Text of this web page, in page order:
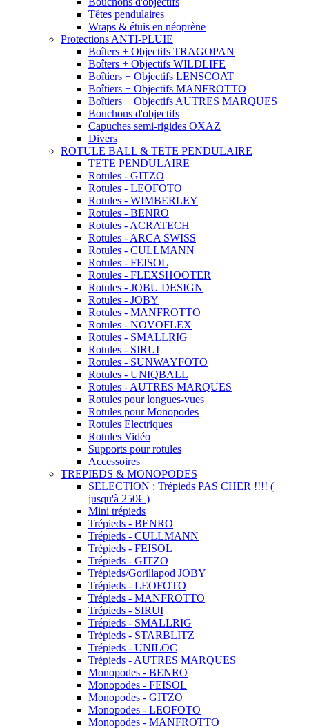
Têtes pendulaires
Wraps & étuis en néoprène
Protections ANTI-PLUIE
Boîters + Objectifs TRAGOPAN
Boîters + Objectifs WILDLIFE
Boîtiers + Objectifs LENSCOAT
Boîtiers + Objectifs MANFROTTO
Boîtiers + Objectifs AUTRES MARQUES
Bouchons d'objectifs
Capuches semi-rigides OXAZ
Divers
ROTULE BALL & TETE PENDULAIRE
TETE PENDULAIRE
Rotules - GITZO
Rotules - LEOFOTO
Rotules - WIMBERLEY
Rotules - BENRO
Rotules - ACRATECH
Rotules - ARCA SWISS
Rotules - CULLMANN
Rotules - FEISOL
Rotules - FLEXSHOOTER
Rotules - JOBU DESIGN
Rotules - JOBY
Rotules - MANFROTTO
Rotules - NOVOFLEX
Rotules - SMALLRIG
Rotules - SIRUI
Rotules - SUNWAYFOTO
Rotules - UNIQBALL
Rotules - AUTRES MARQUES
Rotules pour longues-vues
Rotules pour Monopodes
Rotules Electriques
Rotules Vidéo
Supports pour rotules
Accessoires
TREPIEDS & MONOPODES
SELECTION : Trépieds PAS CHER !!!! (
jusqu'à 250€ )
Mini trépieds
Trépieds - BENRO
Trépieds - CULLMANN
Trépieds - FEISOL
Trépieds - GITZO
Trépieds/Gorillapod JOBY
Trépieds - LEOFOTO
Trépieds - MANFROTTO
Trépieds - SIRUI
Trépieds - SMALLRIG
Trépieds - STARBLITZ
Trépieds - UNILOC
Trépieds - AUTRES MARQUES
Monopodes - BENRO
Monopodes - FEISOL
Monopodes - GITZO
Monopodes - LEOFOTO
Monopodes - MANFROTTO